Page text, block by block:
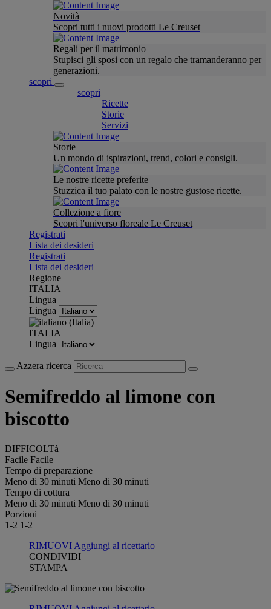
Novità
Scopri tutti i nuovi prodotti Le Creuset
Regali per il matrimonio
Stupisci gli sposi con un regalo che tramanderanno per
generazioni.
scopri
scopri
Ricette
Storie
Servizi
Storie
Un mondo di ispirazioni, trend, colori e consigli.
Le nostre ricette preferite
Stuzzica il tuo palato con le nostre gustose ricette.
Collezione a fiore
Scopri l'universo floreale Le Creuset
Registrati
Lista dei desideri
Registrati
Lista dei desideri
Regione
ITALIA
Lingua
Lingua
ITALIA
Lingua
Azzera ricerca
Semifreddo al limone con
biscotto
DIFFICOLTà
Facile Facile
Tempo di preparazione
Meno di 30 minuti Meno di 30 minuti
Tempo di cottura
Meno di 30 minuti Meno di 30 minuti
Porzioni
1-2 1-2
RIMUOVI Aggiungi al ricettario
CONDIVIDI
STAMPA